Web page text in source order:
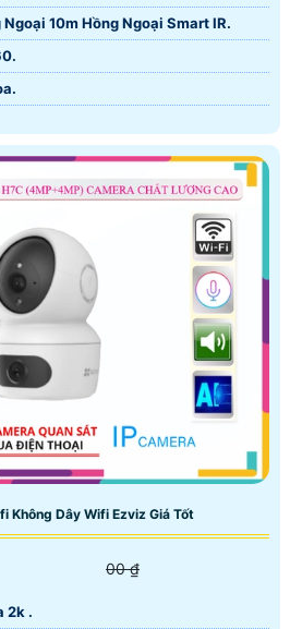
Ngoại 10m Hồng Ngoại Smart IR.
Không Dây Wifi Ezviz Giá Tốt
00 ₫
2k .